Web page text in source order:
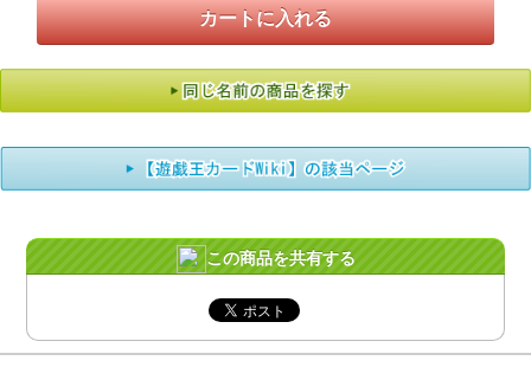
この商品を共有する